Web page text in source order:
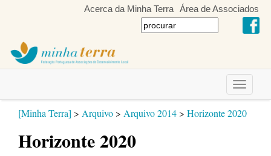
Acerca da Minha Terra Área de Associados
Toggle
[Minha Terra] > Arquivo > Arquivo 2014 > Horizonte 2020
Horizonte 2020